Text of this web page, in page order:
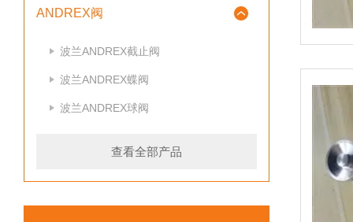
ANDREX阀
波兰ANDREX截止阀
波兰ANDREX蝶阀
波兰ANDREX球阀
查看全部产品